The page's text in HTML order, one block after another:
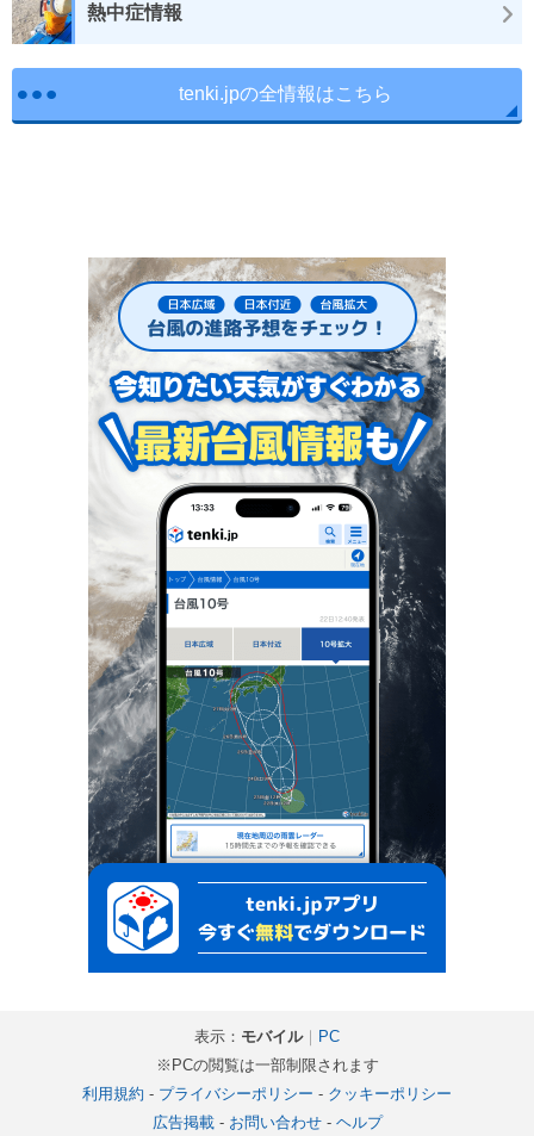
熱中症情報
tenki.jpの全情報はこちら
表示： モバイル｜ PC
※PCの閲覧は一部制限されます
利用規約 - プライバシーポリシー - クッキーポリシー
広告掲載- お問い合わせ- ヘルプ